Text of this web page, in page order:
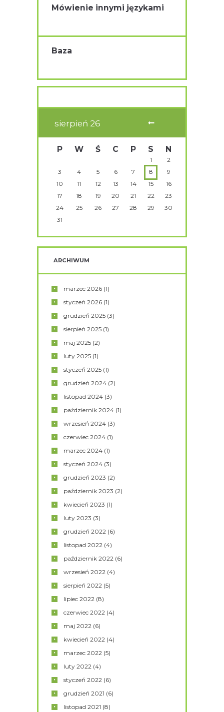
Mówienie innymi językami
Baza
sierpień 26
P W Ś C P S N
1
2
3
4 5 6 7 8
9
10
11 12 13 14 15
16
17
18 19 20 21 22
23
24
25 26 27 28 29
30
31
ARCHIWUM
marzec2026 (1)
styczeń2026 (1)
grudzień2025 (3)
sierpień2025 (1)
maj2025 (2)
luty2025 (1)
styczeń2025 (1)
grudzień2024 (2)
listopad2024 (3)
październik2024 (1)
wrzesień2024 (3)
czerwiec2024 (1)
marzec2024 (1)
styczeń2024 (3)
grudzień2023 (2)
październik2023 (2)
kwiecień2023 (1)
luty2023 (3)
grudzień2022 (6)
listopad2022 (4)
październik2022 (6)
wrzesień2022 (4)
sierpień2022 (5)
lipiec2022 (8)
czerwiec2022 (4)
maj2022 (6)
kwiecień2022 (4)
marzec2022 (5)
luty2022 (4)
styczeń2022 (6)
grudzień2021 (6)
listopad2021 (8)